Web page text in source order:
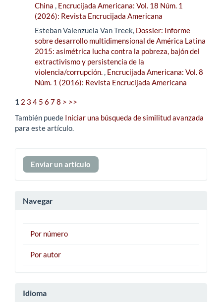
China , Encrucijada Americana: Vol. 18 Núm. 1
(2026): Revista Encrucijada Americana
Esteban Valenzuela Van Treek, Dossier: Informe
sobre desarrollo multidimensional de América Latina
2015: asimétrica lucha contra la pobreza, bajón del
extractivismo y persistencia de la
violencia/corrupción., Encrucijada Americana: Vol. 8
Núm. 1 (2016): Revista Encrucijada Americana
1 2 3 4 5 6 78 > >>
También puede Iniciar una búsqueda de similitud avanzada
para este artículo.
Enviar
un
Enviar un artículo
Navegar
Por número
Por autor
Idioma